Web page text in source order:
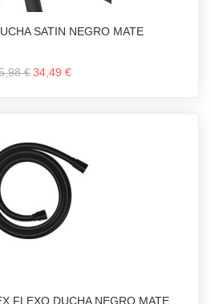
SATIN NEGRO MATE
€ 34,49 €
FLEXO DUCHA NEGRO MATE